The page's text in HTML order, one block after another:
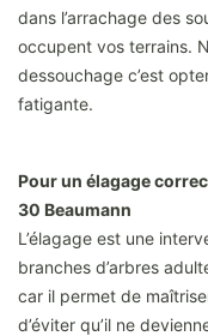
dans l’arrachage des
occupent vos terrains.
dessouchage c’est
fatigante.
Pour un élagage
30 Beaumann
L’élagage est une
branches d’arbres
car il permet de
d’éviter qu’il ne